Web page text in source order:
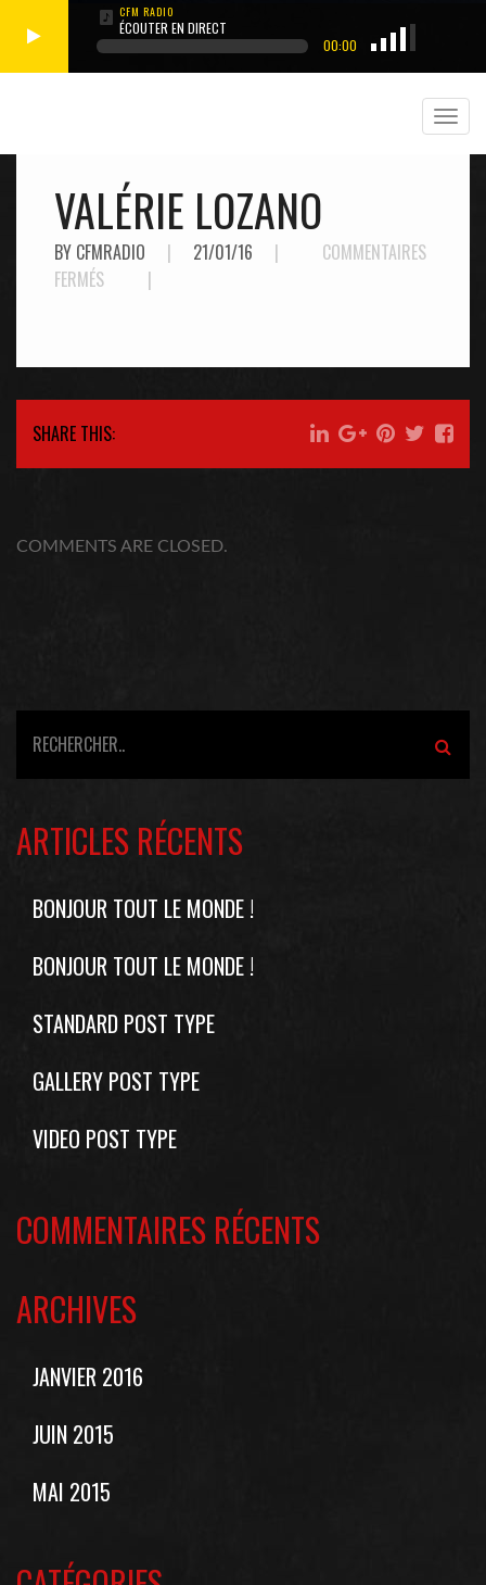
ÉCOUTER EN DIRECT
00:00
VALÉRIE LOZANO
BY CFMRADIO | 21/01/16 |
COMMENTAIRES
FERMÉS
SUR|
SHARE THIS:
COMMENTS ARE CLOSED.
ARTICLES RÉCENTS
BONJOUR TOUT LE MONDE !
BONJOUR TOUT LE MONDE !
STANDARD POST TYPE
GALLERY POST TYPE
VIDEO POST TYPE
COMMENTAIRES RÉCENTS
ARCHIVES
JANVIER 2016
JUIN 2015
MAI 2015